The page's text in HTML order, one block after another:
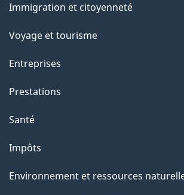
sujets
Immigration et citoyenneté
Voyage et tourisme
Entreprises
Prestations
Santé
Impôts
Environnement et ressources